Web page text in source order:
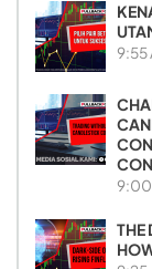
9:55
9:00
THE